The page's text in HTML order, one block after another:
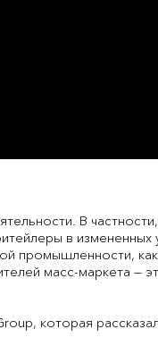
В
в измененных
промышленности,
масс-маркета —
которая